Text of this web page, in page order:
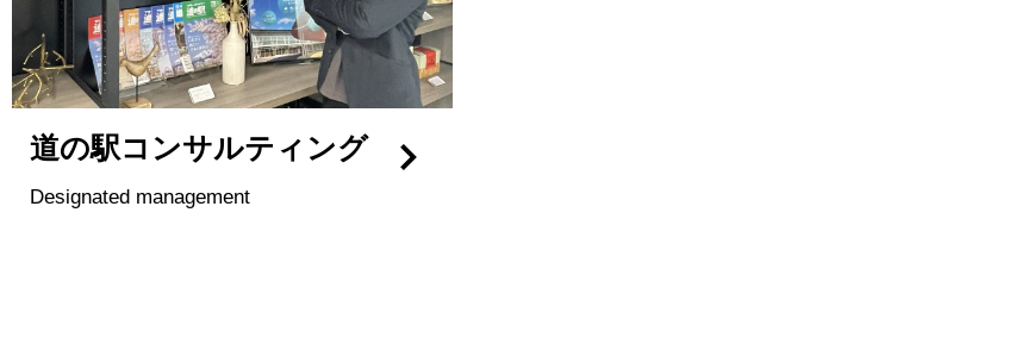
道の駅コンサルティング
Designated management